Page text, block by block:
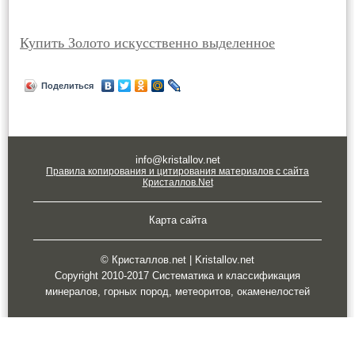
Купить Золото искусственно выделенное
Поделиться
info@kristallov.net
Правила копирования и цитирования материалов с сайта
Кристаллов.Net
Карта сайта
© Кристаллов.net | Kristallov.net
Copyright 2010-2017 Систематика и классификация
минералов, горных пород, метеоритов, окаменелостей